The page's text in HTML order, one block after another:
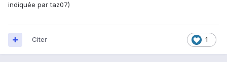
indiquée par taz07)
1
Citer